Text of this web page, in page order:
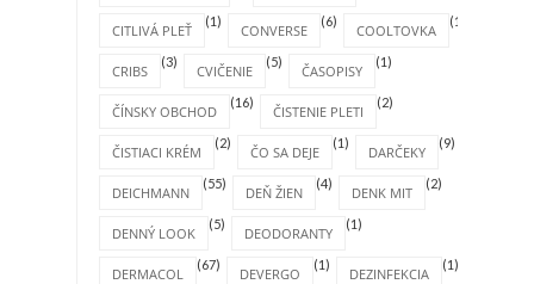
CITLIVÁ PLEŤ
(1)
CONVERSE
(6)
COOLTOVKA
(1)
CRIBS
(3)
CVIČENIE
(5)
ČASOPISY
(1)
ČÍNSKY OBCHOD
(16)
ČISTENIE PLETI
(2)
ČISTIACI KRÉM
(2)
ČO SA DEJE
(1)
DARČEKY
(9)
DEICHMANN
(55)
DEŇ ŽIEN
(4)
DENK MIT
(2)
DENNÝ LOOK
(5)
DEODORANTY
(1)
DERMACOL
(67)
DEVERGO
(1)
DEZINFEKCIA
(1)